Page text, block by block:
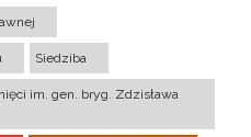
Siedziba
im. gen. bryg. Zdzisława